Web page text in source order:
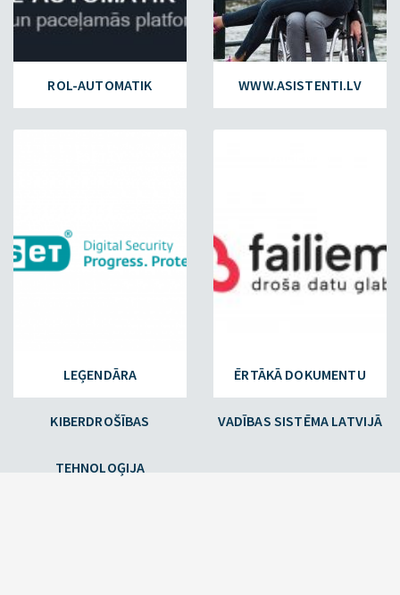
ROL-AUTOMATIK WWW.ASISTENTI.LV
LEĢENDĀRA
KIBERDROŠĪBAS
TEHNOLOĢIJA
ĒRTĀKĀ DOKUMENTU
VADĪBAS SISTĒMA LATVIJĀ